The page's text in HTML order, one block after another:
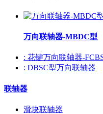
万向联轴器-MBDC型
: 花键万向联轴器-
: DBSC型万向联轴器
联轴器
滑块联轴器